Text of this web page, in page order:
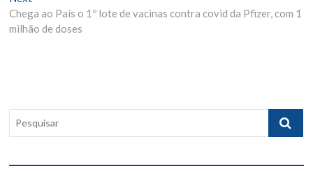
e
ã
o
i
o
t
:
e
x
:
Chega ao País o 1º lote de vacinas contra covid da Pfizer, com 1
milhão de doses
q